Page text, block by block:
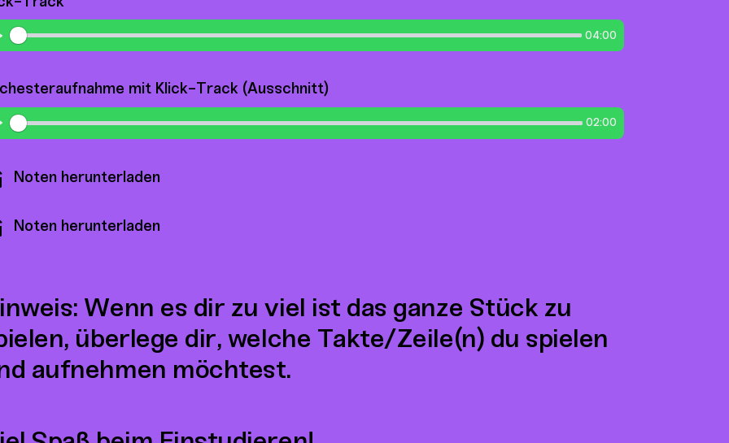
04:00
mit Klick-Track (Ausschnitt)
02:00
Noten herunterladen
Noten herunterladen
Wenn es dir zu viel ist das ganze Stück zu
überlege dir, welche Takte/Zeile(n) du spielen
aufnehmen möchtest.